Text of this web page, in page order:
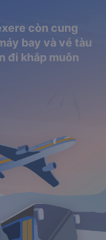
còn cung
bay và vé tàu
đi khắp muôn